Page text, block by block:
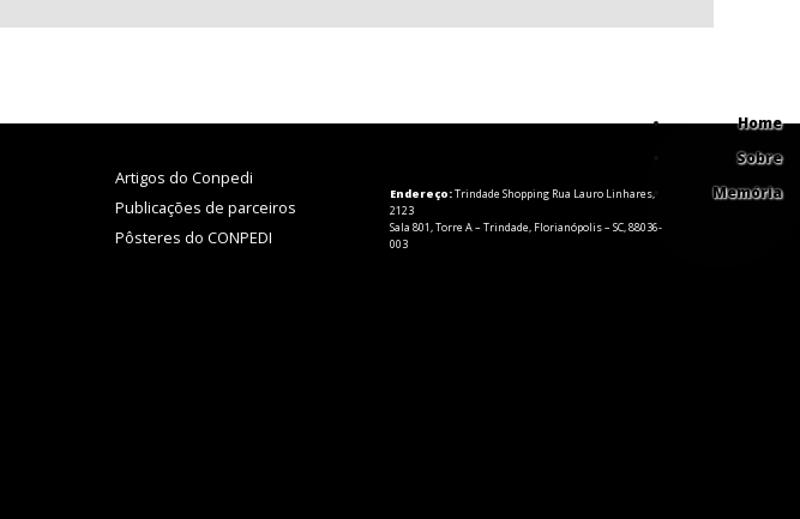
Home
Sobre
Memória
Artigos do Conpedi
Publicações de parceiros
Pôsteres do CONPEDI
Endereço:Trindade Shopping Rua Lauro Linhares,
2123
Sala 801, Torre A – Trindade, Florianópolis – SC, 88036-
003